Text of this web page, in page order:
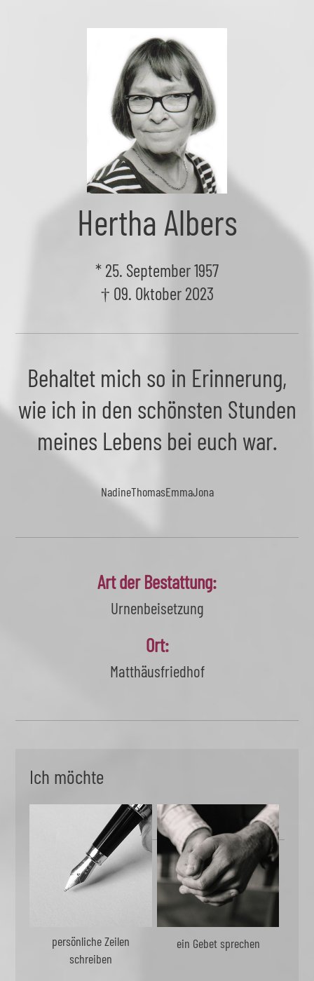
Hertha Albers
* 25. September 1957
† 09. Oktober 2023
Behaltet mich so in Erinnerung,
wie ich in den schönsten Stunden
meines Lebens bei euch war.
NadineThomasEmmaJona
Art der Bestattung:
Urnenbeisetzung
Ort:
Matthäusfriedhof
Ich möchte
persönliche Zeilen
schreiben
ein Gebet sprechen